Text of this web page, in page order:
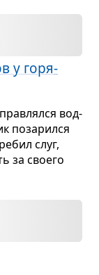
у горя­
вод­
поза­рился
слуг,
за сво­его